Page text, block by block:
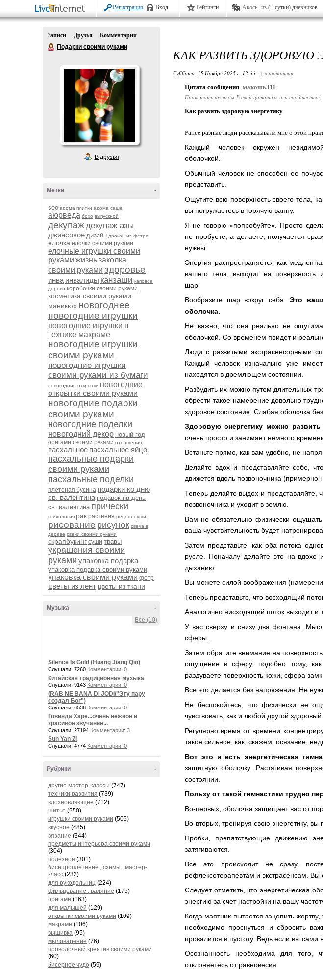
Регистрация Вход Рейтинги Авось из (+ сутки) дневников
Записи Друзья
Комментарии
Подарки своими руками
В друзья
-
Метки
seo арома плитки арома саше
аюрведа бохо выпускной
декупаждекупаж азы
джинсовое дизайн дракон из фетра
елочка елочки своими руками
елочные игрушки своими
руками жизньзаколка
своими руками здоровье
инва инвалиды канзаши каповое
дерево коробочки своими руками
косметика своими руками
маникюр новогоднее
новогодние игрушки
новогодние игрушки в
технике макраме
новогодние игрушки
своими руками
новогодние игрушки
своими руками из бумаги
новогодние открытки новогодние
открытки своими руками
новогодние подарки
своими руками
новогодние поделки
новогодний декор новый год
оригами своими руками отношения
пасхальное пасхальное яйцо
пасхальные подарки
своими руками
пасхальные поделки
плетеная бусина подарки ко дню
св. валентина подарок на день
св. валентина прически
психология рак растения рецепт суши
рисование рисунок свеча в
дереве свечи своими руками
скрапбукинг суши травы
украшения своими
руками упаковка подарка
упаковка подарка своими руками
упаковка своими руками фетр
цветы из лент цветы из ткани
-
Музыка
Все (10)
Silence Is Gold (Huang Jiang Qin)
Слушали: 7260 Комментарии: 0
Китайская традиционная музыка
Слушали: 9143 Комментарии: 0
(RAB NE BANA DI JODI/"Эту пару
создал Бог")
Слушали: 6538 Комментарии: 0
Говинда Харе...очень нежное и
красивое звучание...
Слушали: 27194 Комментарии: 3
Sun Yan Zi
Слушали: 4774 Комментарии: 0
-
Рубрики
другие мастер-классы (747)
техники развития (739)
вдохновляющее (712)
шитье (550)
игрушки своими руками (505)
вкусное (485)
вязание (344)
предметы интерьера своими руками
(304)
полезное (301)
бисепроплетение , схемы , мастер-
класс (232)
для рукодельниц (224)
фильцевание , валяние (175)
оригами (163)
для малышей (129)
открытки своими руками (109)
макраме (106)
вышивка (95)
мыловарение (76)
проволочный креатив своими руками
(60)
бисерное чудо (59)
КАК РАЗВИТЬ ЗДОРОВУЮ
Суббота, 15 Ноября 2025 г. 12:33 + в цитатник
Цитата сообщения макошь311
Прочитать целиком В свой цитатник или сообщество!
Как развить здоровую энергетику
Ранее разные люди рассказывали мне о этой
Каждый человек окружен невидимой
оболочкой.
Обычный человек не способен ее
представить.
Ощутите всю поверхность своего тела,
вы погружаетесь в горячую ванну.
Я не говорю «попробуйте». Просто
не пробуете, а делаете, получается
нужны.
Энергия распространяется как
вашего тела, выходит на поверхность
шар.
Вообразите шар вокруг себя. Это
оболочка.
Не важно, что она реально не
оболочкой. Со временем придет и
Люди с развитыми экстрасенсорными
Каждый человек изначально уже
находятся в дремлющем состоянии.
Разбудить их можно путем длительных
обрести такое намерение довольно
здоровое состояние. Слабая оболочка
Здоровую энергетику можно
очень просто и занимает немного
Встаньте прямо, как вам удобно, не
Делайте вдох и представляйте себе,
движется вдоль позвоночника (примерно
Теперь делайте выдох и представляйте,
позвоночника и уходит в землю.
Вам не обязательно физически
ваша чувствительность будет
Затем представьте, как оба потока
русле. Поначалу делайте это на вдохе
дыханию.
Вы можете силой воображения
Теперь представьте, что восходящий
Аналогично нисходящий поток выходит и
У вас сверху и снизу два фонтана.
сферы.
Затем обратите внимание на
ощущение в сферу, подобно тому,
раздуваете поверхность кожи, сфера
Все это делается без напряжения. Не
Не беспокойтесь, что физически не
чувствовать, как и любой другой здоровый
Регулярно время от времени
такое сильное, как, скажем, осязание,
Вот это и есть энергетическая
защитную оболочку. Растягивая
состоянии.
Пользу от такой гимнастики трудно
Во-первых, оболочка защищает вас от
Во-вторых, тренируя свою энергетику, вы
Пробки, препятствующие движению
затягиваются.
Все это происходит не сразу,
рефлексотерапевтам и экстрасенсам. Вы
Следует отметить, что энергетическая
энергию за счет настройки на вашу
Когда маятник пытается зацепить
необходимо проснуться и сбросить
провалится в пустоту. Ведь если вы сами
Осознанность необходима для того,
отклоняетесь от равновесия.